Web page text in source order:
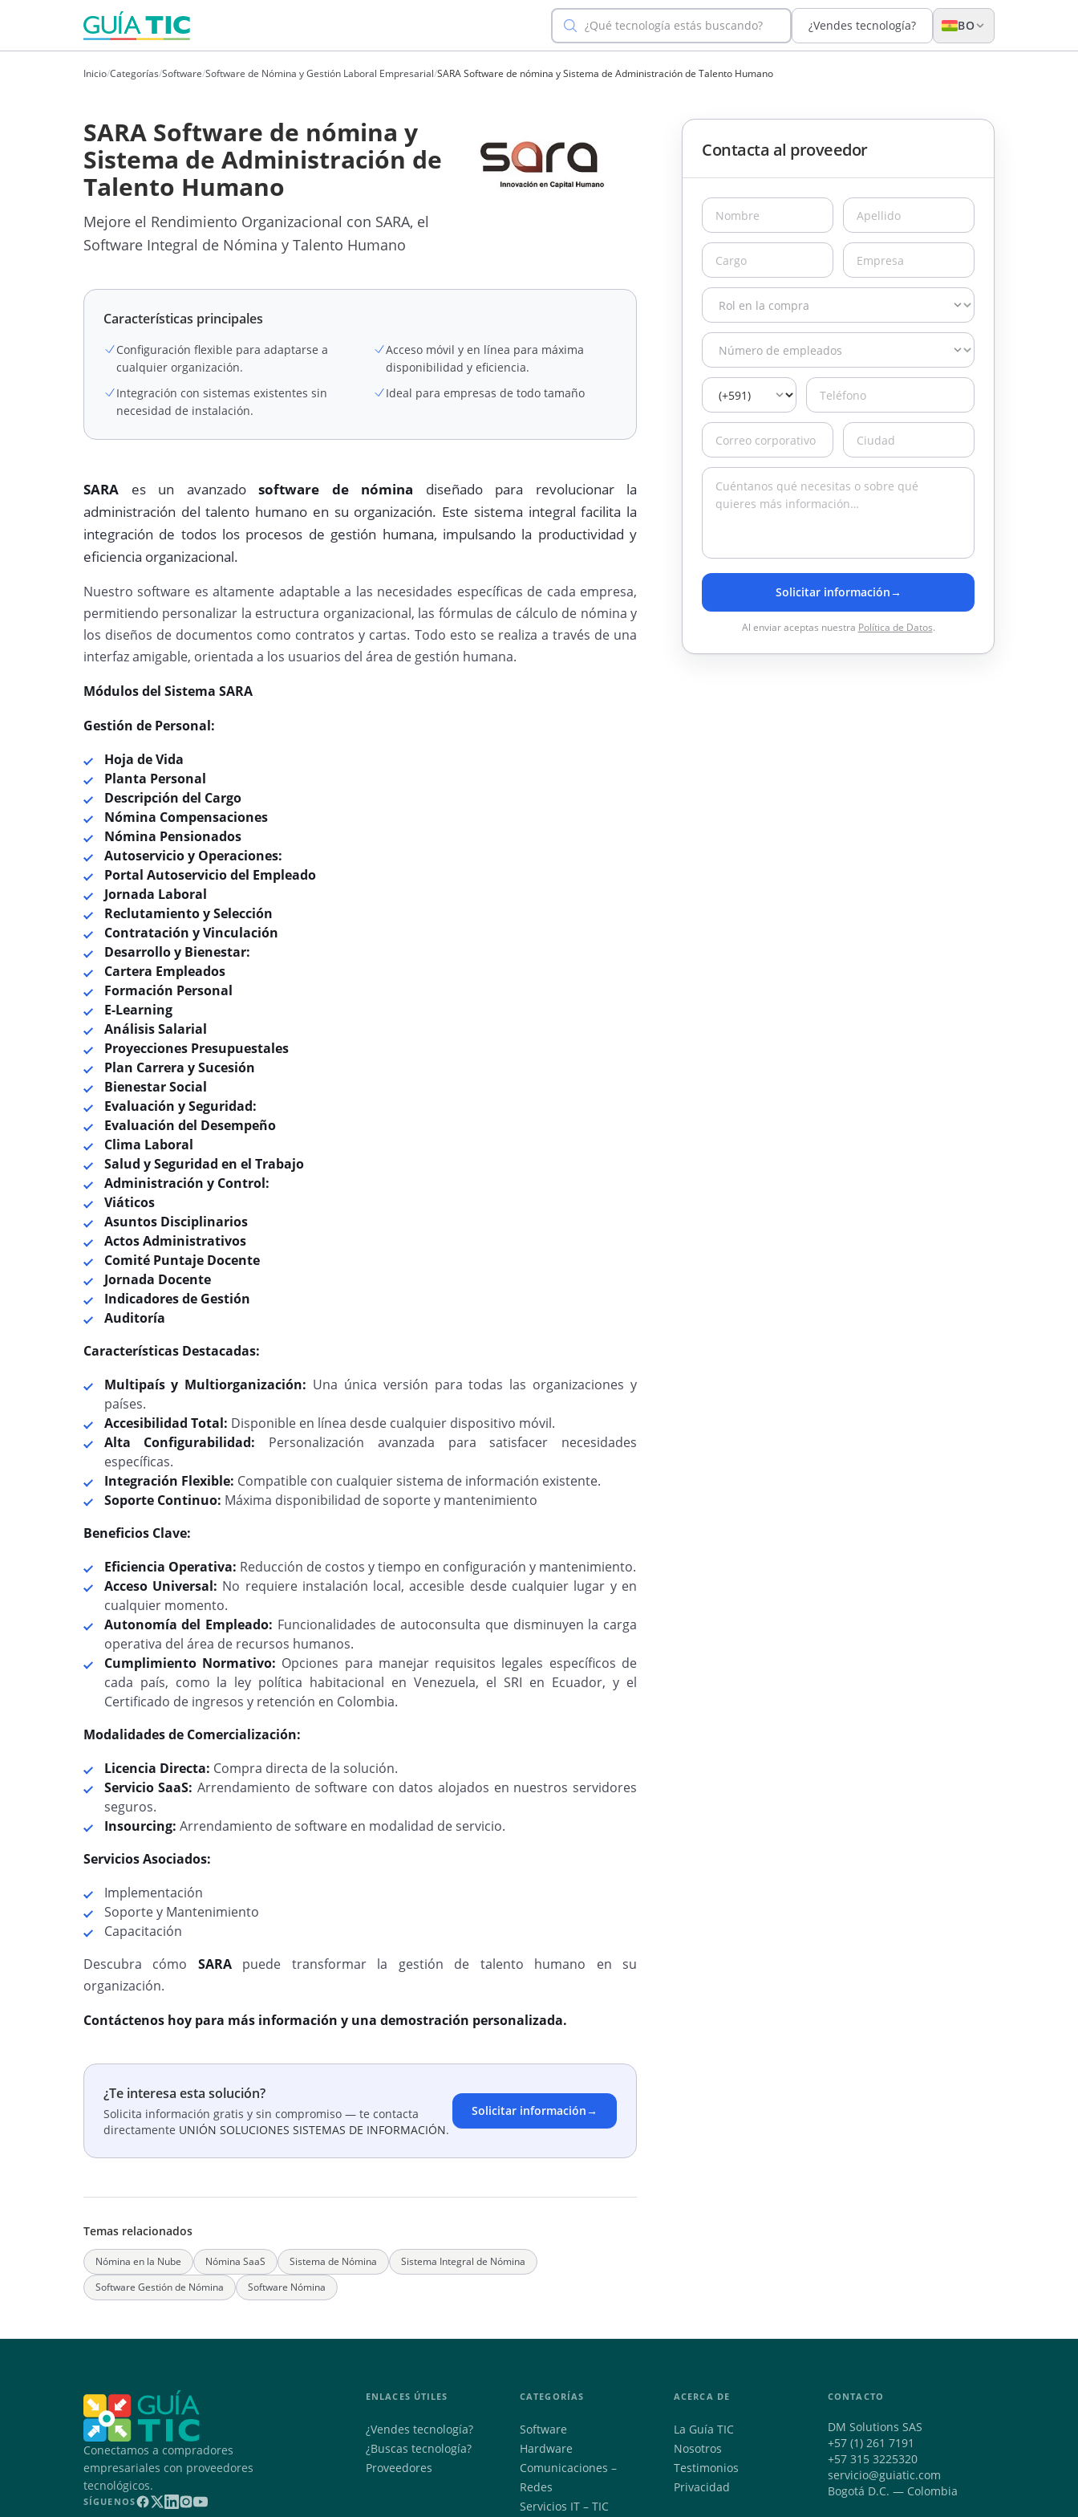
¿Qué tecnología estás buscando? ¿Vendes tecnología? BO
Inicio/Categorías/Software/Software de Nómina y Gestión Laboral Empresarial/SARA Software de nómina y Sistema de Administración de Talento Humano
SARA Software de nómina y
Sistema de Administración de
Talento Humano
Mejore el Rendimiento Organizacional con SARA, el
Software Integral de Nómina y Talento Humano
Características principales
Configuración flexible para adaptarse a
cualquier organización.
Acceso móvil y en línea para máxima
disponibilidad y eficiencia.
Integración con sistemas existentes sin
necesidad de instalación.
Ideal para empresas de todo tamaño
SARA es un avanzado software de nómina diseñado para revolucionar la
administración del talento humano en su organización. Este sistema integral facilita la
integración de todos los procesos de gestión humana, impulsando la productividad y
eficiencia organizacional.
Nuestro software es altamente adaptable a las necesidades específicas de cada empresa,
permitiendo personalizar la estructura organizacional, las fórmulas de cálculo de nómina y
los diseños de documentos como contratos y cartas. Todo esto se realiza a través de una
interfaz amigable, orientada a los usuarios del área de gestión humana.
Módulos del Sistema SARA
Gestión de Personal:
Hoja de Vida
Planta Personal
Descripción del Cargo
Nómina Compensaciones
Nómina Pensionados
Autoservicio y Operaciones:
Portal Autoservicio del Empleado
Jornada Laboral
Reclutamiento y Selección
Contratación y Vinculación
Desarrollo y Bienestar:
Cartera Empleados
Formación Personal
E-Learning
Análisis Salarial
Proyecciones Presupuestales
Plan Carrera y Sucesión
Bienestar Social
Evaluación y Seguridad:
Evaluación del Desempeño
Clima Laboral
Salud y Seguridad en el Trabajo
Administración y Control:
Viáticos
Asuntos Disciplinarios
Actos Administrativos
Comité Puntaje Docente
Jornada Docente
Indicadores de Gestión
Auditoría
Características Destacadas:
Multipaís y Multiorganización: Una única versión para todas las organizaciones y
países.
Accesibilidad Total: Disponible en línea desde cualquier dispositivo móvil.
Alta Configurabilidad: Personalización avanzada para satisfacer necesidades
específicas.
Integración Flexible: Compatible con cualquier sistema de información existente.
Soporte Continuo: Máxima disponibilidad de soporte y mantenimiento
Beneficios Clave:
Eficiencia Operativa: Reducción de costos y tiempo en configuración y mantenimiento.
Acceso Universal: No requiere instalación local, accesible desde cualquier lugar y en
cualquier momento.
Autonomía del Empleado: Funcionalidades de autoconsulta que disminuyen la carga
operativa del área de recursos humanos.
Cumplimiento Normativo: Opciones para manejar requisitos legales específicos de
cada país, como la ley política habitacional en Venezuela, el SRI en Ecuador, y el
Certificado de ingresos y retención en Colombia.
Modalidades de Comercialización:
Licencia Directa: Compra directa de la solución.
Servicio SaaS: Arrendamiento de software con datos alojados en nuestros servidores
seguros.
Insourcing: Arrendamiento de software en modalidad de servicio.
Servicios Asociados:
Implementación
Soporte y Mantenimiento
Capacitación
Descubra cómo SARApuede transformar la gestión de talento humano en su
organización.
Contáctenos hoy para más información y una demostración personalizada.
¿Te interesa esta solución?
Solicita información gratis y sin compromiso — te contacta
directamente UNIÓN SOLUCIONES SISTEMAS DE INFORMACIÓN.
Solicitar información→
Temas relacionados
Nómina en la Nube Nómina SaaS Sistema de Nómina
Sistema Integral de Nómina
Software Gestión de Nómina
Software Nómina
Contacta al proveedor
Solicitar información→
Al enviar aceptas nuestra Política de Datos.
Conectamos a compradores
empresariales con proveedores
tecnológicos.
SÍGUENOS
ENLACES ÚTILES
¿Vendes tecnología?
¿Buscas tecnología?
Proveedores
CATEGORÍAS
Software
Hardware
Comunicaciones –
Redes
Servicios IT – TIC
ACERCA DE
La Guía TIC
Nosotros
Testimonios
Privacidad
CONTACTO
DM Solutions SAS
+57 (1) 261 7191
+57 315 3225320
servicio@guiatic.com
Bogotá D.C. — Colombia